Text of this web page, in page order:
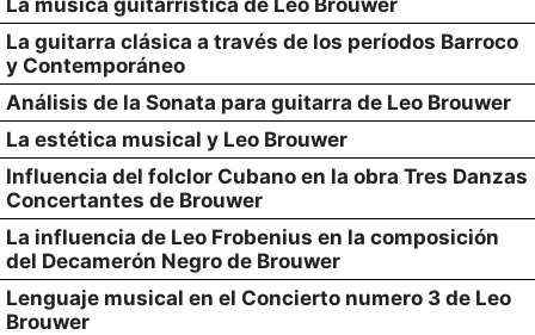
La música guitarristica de Leo Brouwer
La guitarra clásica a través de los períodos Barroco
y Contemporáneo
Análisis de la Sonata para guitarra de Leo Brouwer
La estética musical y Leo Brouwer
Influencia del folclor Cubano en la obra Tres Danzas
Concertantes de Brouwer
La influencia de Leo Frobenius en la composición
del Decamerón Negro de Brouwer
Lenguaje musical en el Concierto numero 3 de Leo
Brouwer